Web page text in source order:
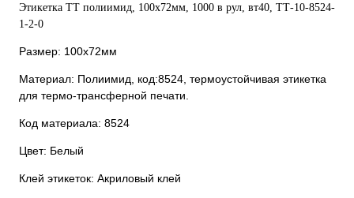
Этикетка ТТ полиимид, 100х72мм, 1000 в рул, вт40, TТ-10-8524-
1-2-0
Размер: 100х72мм
Материал: Полиимид, код:8524, термоустойчивая этикетка
для термо-трансферной печати.
Код материала: 8524
Цвет: Белый
Клей этикеток: Акриловый клей